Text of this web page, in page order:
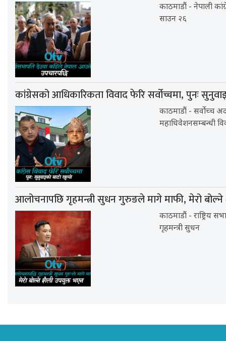
काठमाडौं - नेपाली
साउन २६
कांग्रेसको आधिकारिकता विवाद फेरि सर्वोच्चमा, पुनः
काठमाडौं - सर्वोच्च
महाधिवेशनसम्बन्धी
आलोचनापछि गृहमन्त्री सुधन गुरुङले मागे माफी, मेरो
काठमाडौं - राष्ट्रिय
गृहमन्त्री सुधन